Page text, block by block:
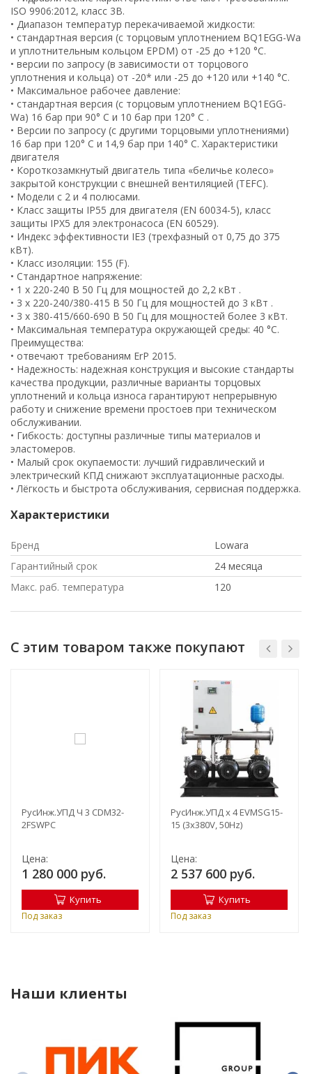
ISO 9906:2012, класс 3B.
• Диапазон температур перекачиваемой жидкости:
• стандартная версия (с торцовым уплотнением BQ1EGG-Wa
и уплотнительным кольцом EPDM) от -25 до +120 °C.
• версии по запросу (в зависимости от торцового
уплотнения и кольца) от -20* или -25 до +120 или +140 °C.
• Максимальное рабочее давление:
• стандартная версия (с торцовым уплотнением BQ1EGG-
Wa) 16 бар при 90° C и 10 бар при 120° C .
• Версии по запросу (с другими торцовыми уплотнениями)
16 бар при 120° C и 14,9 бар при 140° C. Характеристики
двигателя
• Короткозамкнутый двигатель типа «беличье колесо»
закрытой конструкции с внешней вентиляцией (TEFC).
• Модели с 2 и 4 полюсами.
• Класс защиты IP55 для двигателя (EN 60034-5), класс
защиты IPX5 для электронасоса (EN 60529).
• Индекс эффективности IE3 (трехфазный от 0,75 до 375
кВт).
• Класс изоляции: 155 (F).
• Стандартное напряжение:
• 1 x 220-240 В 50 Гц для мощностей до 2,2 кВт .
• 3 x 220-240/380-415 В 50 Гц для мощностей до 3 кВт .
• 3 x 380-415/660-690 В 50 Гц для мощностей более 3 кВт.
• Максимальная температура окружающей среды: 40 °C.
Преимущества:
• отвечают требованиям ErP 2015.
• Надежность: надежная конструкция и высокие стандарты
качества продукции, различные варианты торцовых
уплотнений и кольца износа гарантируют непрерывную
работу и снижение времени простоев при техническом
обслуживании.
• Гибкость: доступны различные типы материалов и
эластомеров.
• Малый срок окупаемости: лучший гидравлический и
электрический КПД снижают эксплуатационные расходы.
• Лёгкость и быстрота обслуживания, сервисная поддержка.
Характеристики
Бренд
Lowara
Гарантийный срок
24 месяца
Макс. раб. температура
120
С этим товаром также покупают
РусИнж.УПД Ч 3 CDM32-
2FSWPC
Цена:
1 280 000 руб.
Купить
Под заказ
РусИнж.УПД х 4 EVMSG15-
15 (3x380V, 50Hz)
Цена:
2 537 600 руб.
Купить
Под заказ
Наши клиенты